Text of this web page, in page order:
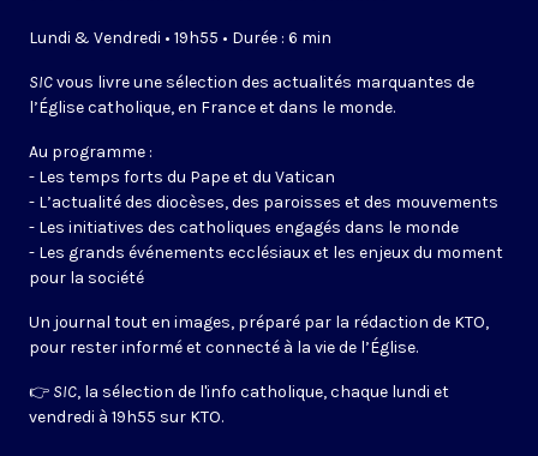
Lundi & Vendredi • 19h55 • Durée : 6 min
SICvous livre une sélection des actualités marquantes de
l’Église catholique, en France et dans le monde.
Au programme :
- Les temps forts du Pape et du Vatican
- L’actualité des diocèses, des paroisses et des mouvements
- Les initiatives des catholiques engagés dans le monde
- Les grands événements ecclésiaux et les enjeux du moment
pour la société
Un journal tout en images, préparé par la rédaction de KTO,
pour rester informé et connecté à la vie de l’Église.
👉 SIC, la sélection de l'info catholique, chaque lundi et
vendredi à 19h55 sur KTO.